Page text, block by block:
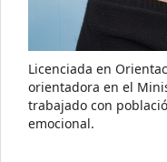
Licenciada en
orientadora en el
trabajado con
emocional.